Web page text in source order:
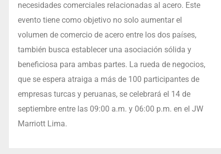
necesidades comerciales relacionadas al acero. Este
evento tiene como objetivo no solo aumentar el
volumen de comercio de acero entre los dos países,
también busca establecer una asociación sólida y
beneficiosa para ambas partes. La rueda de negocios,
que se espera atraiga a más de 100 participantes de
empresas turcas y peruanas, se celebrará el 14 de
septiembre entre las 09:00 a.m. y 06:00 p.m. en el JW
Marriott Lima.